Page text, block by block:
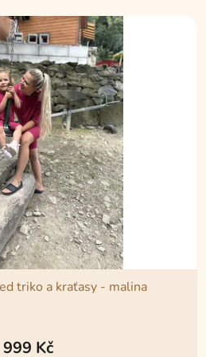
triko a kraťasy - malina
hodnocení
999 Kč